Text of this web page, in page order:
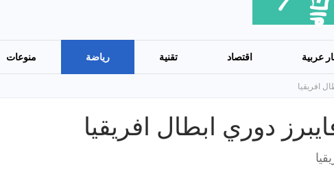
عربية اقتصاد تقنية رياضة منوعات
افريقيا
دوري ابطال افريقيا